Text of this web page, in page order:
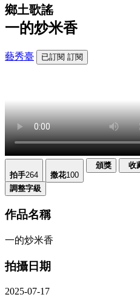
鄉土歌謠
一的炒米香
藝秀臺 已訂閱 訂閱
拍手264 撒花100
頒獎 收
調整字級
作品名稱
一的炒米香
拍攝日期
2025-07-17